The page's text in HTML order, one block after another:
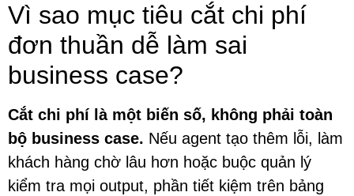
Vì sao mục tiêu cắt chi phí
đơn thuần dễ làm sai
business case?
Cắt chi phí là một biến số, không phải toàn
bộ business case. Nếu agent tạo thêm lỗi, làm
khách hàng chờ lâu hơn hoặc buộc quản lý
kiểm tra mọi output, phần tiết kiệm trên bảng